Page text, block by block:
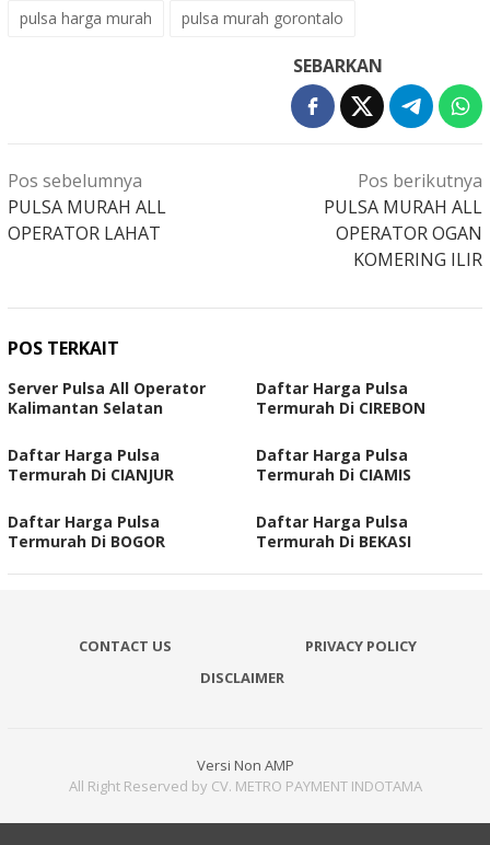
pulsa harga murah pulsa murah gorontalo
SEBARKAN
Navigasi
pos
Pos sebelumnya
PULSA MURAH ALL
OPERATOR LAHAT
Pos berikutnya
PULSA MURAH ALL
OPERATOR OGAN
KOMERING ILIR
POS TERKAIT
Server Pulsa All Operator
Kalimantan Selatan
Daftar Harga Pulsa
Termurah Di CIREBON
Daftar Harga Pulsa
Termurah Di CIANJUR
Daftar Harga Pulsa
Termurah Di CIAMIS
Daftar Harga Pulsa
Termurah Di BOGOR
Daftar Harga Pulsa
Termurah Di BEKASI
CONTACT US
PRIVACY POLICY
DISCLAIMER
Versi Non AMP
All Right Reserved by CV. METRO PAYMENT INDOTAMA